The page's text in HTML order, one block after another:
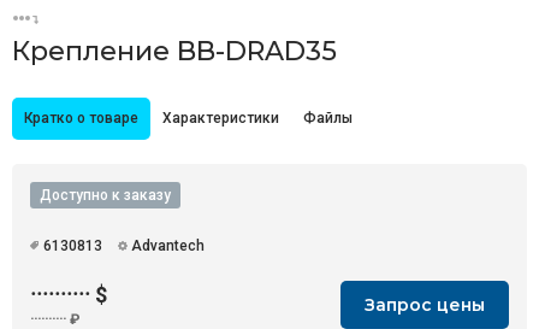
Крепление BB-DRAD35
Кратко о товаре Характеристики Файлы
Доступно к заказу
6130813 Advantech
·········· $
·········· ₽
Запрос цены